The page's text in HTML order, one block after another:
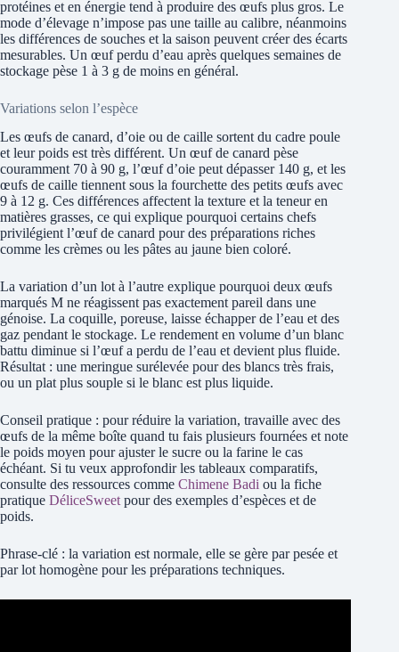
protéines et en énergie tend à produire des œufs plus gros. Le
mode d’élevage n’impose pas une taille au calibre, néanmoins
les différences de souches et la saison peuvent créer des écarts
mesurables. Un œuf perdu d’eau après quelques semaines de
stockage pèse 1 à 3 g de moins en général.
Variations selon l’espèce
Les œufs de canard, d’oie ou de caille sortent du cadre poule
et leur poids est très différent. Un œuf de canard pèse
couramment 70 à 90 g, l’œuf d’oie peut dépasser 140 g, et les
œufs de caille tiennent sous la fourchette des petits œufs avec
9 à 12 g. Ces différences affectent la texture et la teneur en
matières grasses, ce qui explique pourquoi certains chefs
privilégient l’œuf de canard pour des préparations riches
comme les crèmes ou les pâtes au jaune bien coloré.
La variation d’un lot à l’autre explique pourquoi deux œufs
marqués M ne réagissent pas exactement pareil dans une
génoise. La coquille, poreuse, laisse échapper de l’eau et des
gaz pendant le stockage. Le rendement en volume d’un blanc
battu diminue si l’œuf a perdu de l’eau et devient plus fluide.
Résultat : une meringue surélevée pour des blancs très frais,
ou un plat plus souple si le blanc est plus liquide.
Conseil pratique : pour réduire la variation, travaille avec des
œufs de la même boîte quand tu fais plusieurs fournées et note
le poids moyen pour ajuster le sucre ou la farine le cas
échéant. Si tu veux approfondir les tableaux comparatifs,
consulte des ressources comme Chimene Badi ou la fiche
pratique DéliceSweet pour des exemples d’espèces et de
poids.
Phrase-clé : la variation est normale, elle se gère par pesée et
par lot homogène pour les préparations techniques.